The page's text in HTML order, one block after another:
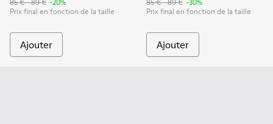
85 € - 89 € -20%
Prix final en fonction de la taille
Ajouter
85 € - 89 € -30%
Prix final en fonction de la taille
Ajouter